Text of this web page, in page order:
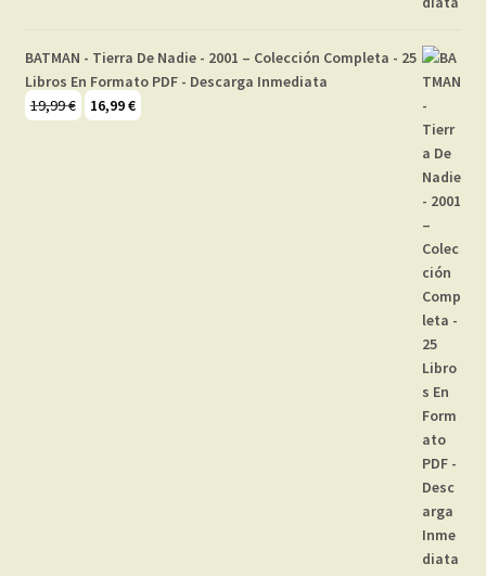
BATMAN - Tierra De Nadie - 2001 – Colección Completa - 25
Libros En Formato PDF - Descarga Inmediata
19,99€
El16,99€